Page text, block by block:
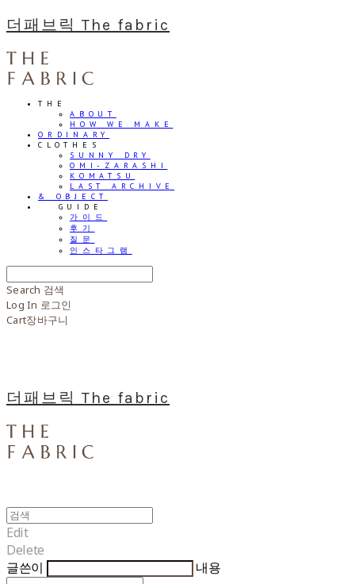
더패브릭 The fabric
THE
ABOUT
HOW WE MAKE
ORDINARY
CLOTHES
SUNNY DRY
OMI-ZARASHI
KOMATSU
LAST ARCHIVE
& OBJECT
⠀⠀GUIDE
가이드
후기
질문
인스타그램
Search 검색
Log In 로그인
Cart장바구니
더패브릭 The fabric
Edit
Delete
글쓴이
내용